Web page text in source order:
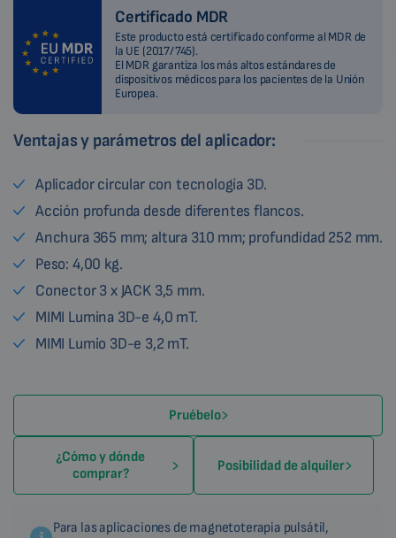
Certificado MDR
Este producto está certificado conforme al MDR de
la UE (2017/745).
El MDR garantiza los más altos estándares de
dispositivos médicos para los pacientes de la Unión
Europea.
Ventajas y parámetros del aplicador:
Aplicador circular con tecnología 3D.
Acción profunda desde diferentes flancos.
Anchura 365 mm; altura 310 mm; profundidad 252 mm.
Peso: 4,00 kg.
Conector 3 x JACK 3,5 mm.
MIMI Lumina 3D-e 4,0 mT.
MIMI Lumio 3D-e 3,2 mT.
Pruébelo
¿Cómo y dónde
comprar?
Posibilidad de alquiler
Para las aplicaciones de magnetoterapia pulsátil,